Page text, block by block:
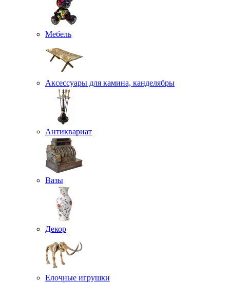
Мебель
Аксессуары для камина, канделябры
Антиквариат
Вазы
Декор
Елочные игрушки